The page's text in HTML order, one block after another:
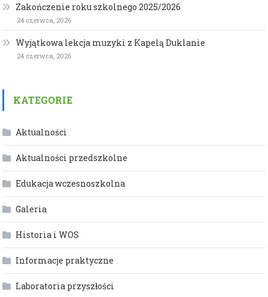
Zakończenie roku szkolnego 2025/2026
24 czerwca, 2026
Wyjątkowa lekcja muzyki z Kapelą Duklanie
24 czerwca, 2026
KATEGORIE
Aktualności
Aktualności przedszkolne
Edukacja wczesnoszkolna
Galeria
Historia i WOS
Informacje praktyczne
Laboratoria przyszłości